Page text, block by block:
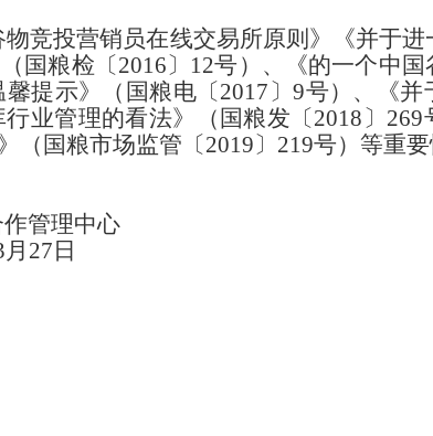
竞投营销员在线交易所原则》《并于
国粮检〔2016〕12号）、《的一个中
提示》（国粮电〔2017〕9号）、《并
业管理的看法》（国粮发〔2018〕269
国粮市场监管〔2019〕219号）等重要
作管理中心
月27日